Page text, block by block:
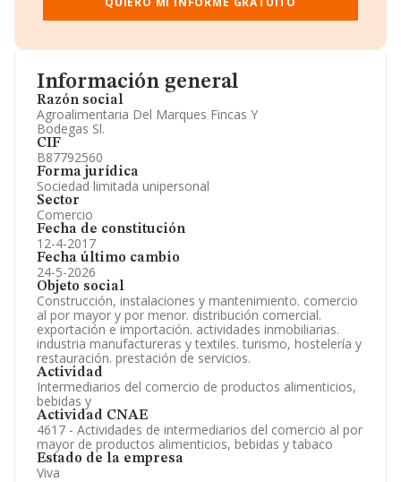
Información general
Razón social
Agroalimentaria Del Marques Fincas Y
Bodegas Sl.
CIF
B87792560
Forma jurídica
Sociedad limitada unipersonal
Sector
Comercio
Fecha de constitución
12-4-2017
Fecha último cambio
24-5-2026
Objeto social
Construcción, instalaciones y mantenimiento. comercio
al por mayor y por menor. distribución comercial.
exportación e importación. actividades inmobiliarias.
industria manufactureras y textiles. turismo, hostelería y
restauración. prestación de servicios.
Actividad
Intermediarios del comercio de productos alimenticios,
bebidas y
Actividad CNAE
4617 - Actividades de intermediarios del comercio al por
mayor de productos alimenticios, bebidas y tabaco
Estado de la empresa
Viva
Gráficos de Evolución Ventas y Empleados.
Consejo de Administración y Administradores.
Accionistas.
Artículos de prensa publicados sobre la empresa.
Información oficial y registral complementaria.